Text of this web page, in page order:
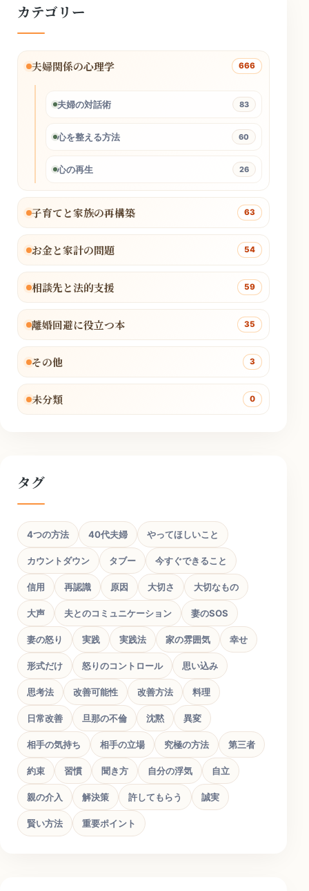
カテゴリー
夫婦関係の心理学 666
夫婦の対話術 83
心を整える方法 60
心の再生 26
子育てと家族の再構築 63
お金と家計の問題 54
相談先と法的支援 59
離婚回避に役立つ本 35
その他 3
未分類 0
タグ
4つの方法 40代夫婦 やってほしいこと
カウントダウン タブー 今すぐできること
信用 再認識 原因 大切さ 大切なもの
大声 夫とのコミュニケーション 妻のSOS
妻の怒り 実践 実践法 家の雰囲気 幸せ
形式だけ 怒りのコントロール 思い込み
思考法 改善可能性 改善方法 料理
日常改善 旦那の不倫 沈黙 異変
相手の気持ち 相手の立場 究極の方法 第三者
約束 習慣 聞き方 自分の浮気 自立
親の介入 解決策 許してもらう 誠実
賢い方法 重要ポイント